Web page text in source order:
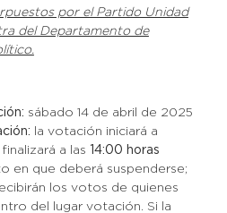
por el Partido Unidad
del Departamento de
sábado 14 de abril de 2025
la votación iniciará a
a las
14:00 horas
en que deberá suspenderse;
los votos de quienes
del lugar votación. Si la